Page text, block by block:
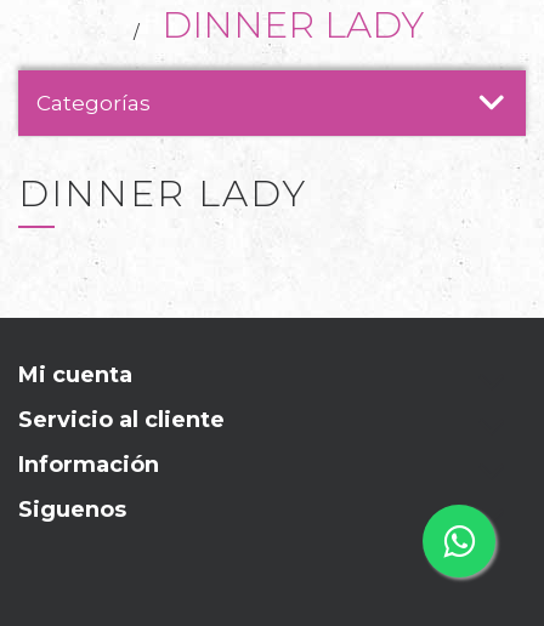
DINNER LADY
Categorías
DINNER LADY
Mi cuenta
Servicio al cliente
Información
Siguenos